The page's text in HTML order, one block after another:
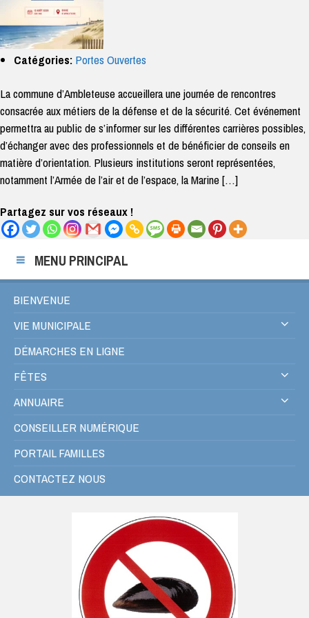
Catégories: Portes Ouvertes
La commune d’Ambleteuse accueillera une journée de rencontres
consacrée aux métiers de la défense et de la sécurité. Cet événement
permettra au public de s’informer sur les différentes carrières possibles,
d’échanger avec des professionnels et de bénéficier de conseils en
matière d’orientation. Plusieurs institutions seront représentées,
notamment l’Armée de l’air et de l’espace, la Marine […]
Partagez sur vos réseaux !
MENU PRINCIPAL
BIENVENUE
VIE MUNICIPALE
DÉMARCHES EN LIGNE
FÊTES
ANNUAIRE
CONSEILLER NUMÉRIQUE
PORTAIL FAMILLES
CONTACTEZ NOUS